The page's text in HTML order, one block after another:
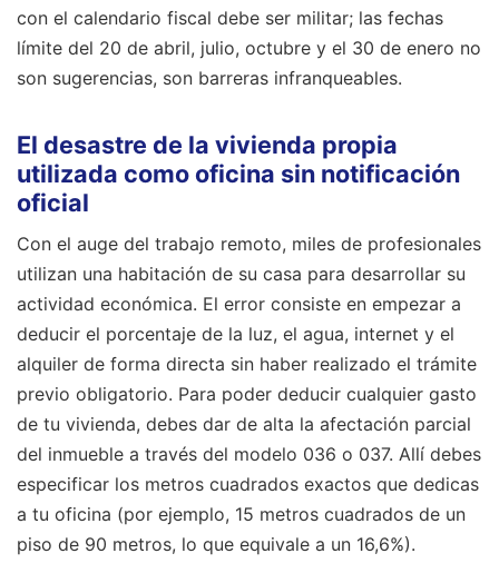
con el calendario fiscal debe ser militar; las fechas
límite del 20 de abril, julio, octubre y el 30 de enero no
son sugerencias, son barreras infranqueables.
El desastre de la vivienda propia
utilizada como oficina sin notificación
oficial
Con el auge del trabajo remoto, miles de profesionales
utilizan una habitación de su casa para desarrollar su
actividad económica. El error consiste en empezar a
deducir el porcentaje de la luz, el agua, internet y el
alquiler de forma directa sin haber realizado el trámite
previo obligatorio. Para poder deducir cualquier gasto
de tu vivienda, debes dar de alta la afectación parcial
del inmueble a través del modelo 036 o 037. Allí debes
especificar los metros cuadrados exactos que dedicas
a tu oficina (por ejemplo, 15 metros cuadrados de un
piso de 90 metros, lo que equivale a un 16,6%).